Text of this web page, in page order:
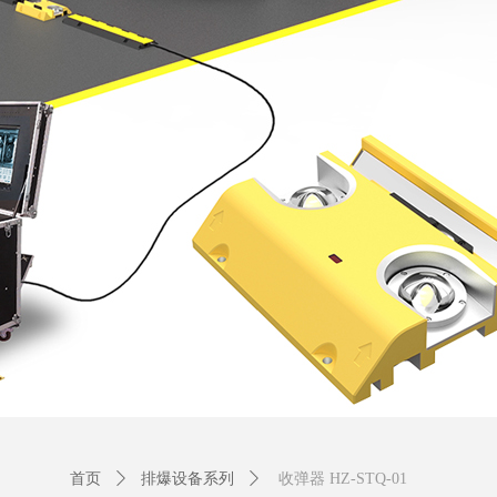
首页 ꄲ 排爆设备系列 ꄲ 收弹器 HZ-STQ-01